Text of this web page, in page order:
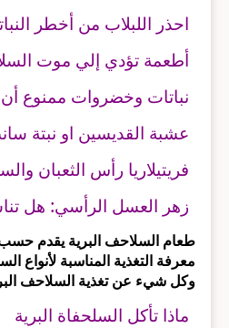
احذر اللبلاب من أخطر
أطعمة تؤدي إلي موت
نباتات وخضروات ممنوع أن
عشبة القديسين او نبتة
فريتيلاريا رأس الثعبان
زهر العسل الرأسي: هل
طعام السلاحف البرية يقدم
معرفة التغذية المناسبة لأنواع
وكل شيء عن تغذية السلاحف البرية
ماذا تأكل السلحفاة البرية